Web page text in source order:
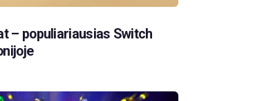
– populiariausias Switch